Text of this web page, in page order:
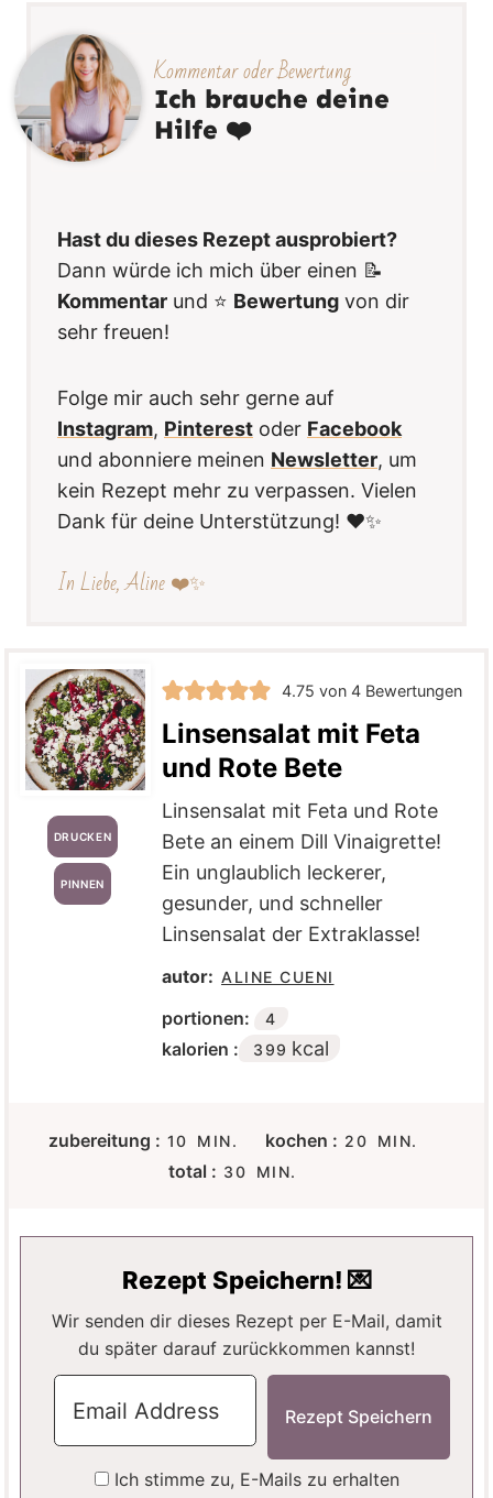
Kommentar oder Bewertung
Ich brauche deine
Hilfe ❤️
Hast du dieses Rezept ausprobiert?
Dann würde ich mich über einen 📝
Kommentar und ⭐️ Bewertung von dir
sehr freuen!
Folge mir auch sehr gerne auf
Instagram, Pinterest oder Facebook
und abonniere meinen Newsletter, um
kein Rezept mehr zu verpassen. Vielen
Dank für deine Unterstützung! ❤️✨
In Liebe, Aline ❤️✨
DRUCKEN
PINNEN
4.75 von 4 Bewertungen
Linsensalat mit Feta
und Rote Bete
Linsensalat mit Feta und Rote
Bete an einem Dill Vinaigrette!
Ein unglaublich leckerer,
gesunder, und schneller
Linsensalat der Extraklasse!
autor: ALINE CUENI
portionen: 4
kalorien : 399 kcal
zubereitung : 10 M
N
T
N
MIN. kochen : 20 M
T
N
MIN.
total : 30 M
U
E
MIN.
Rezept Speichern! 💌
Wir senden dir dieses Rezept per E-Mail, damit
du später darauf zurückkommen kannst!
Ich stimme zu, E-Mails zu erhalten